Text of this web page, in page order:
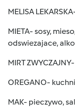
MELISA
MIETA- sosy,
odswiezajace,
MIRT
OREGANO-
MAK- pieczywo,